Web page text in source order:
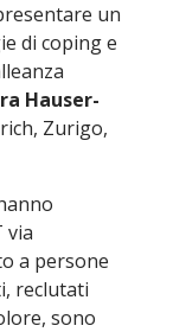
un
di coping e
Hauser-
Zurigo,
via
a persone
reclutati
sono